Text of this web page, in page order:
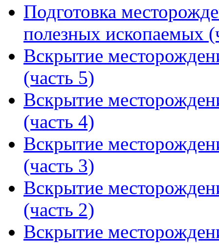
Подготовка
полезных ископаемых
Вскрытие
(часть 5)
Вскрытие
(часть 4)
Вскрытие
(часть 3)
Вскрытие
(часть 2)
Вскрытие